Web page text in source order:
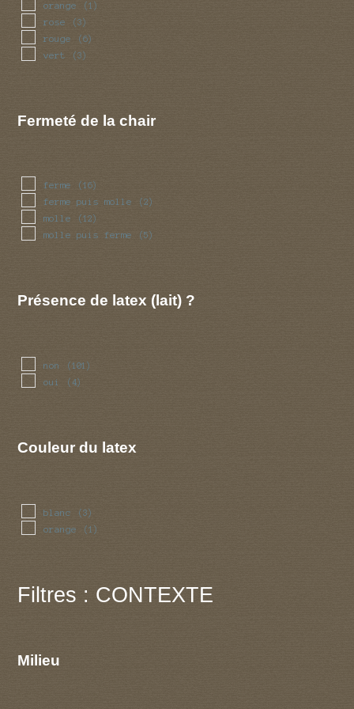
orange (1)
rose (3)
rouge (6)
vert (3)
Fermeté de la chair
ferme (16)
ferme puis molle (2)
molle (12)
molle puis ferme (5)
Présence de latex (lait) ?
non (101)
oui (4)
Couleur du latex
blanc (3)
orange (1)
Filtres : CONTEXTE
Milieu